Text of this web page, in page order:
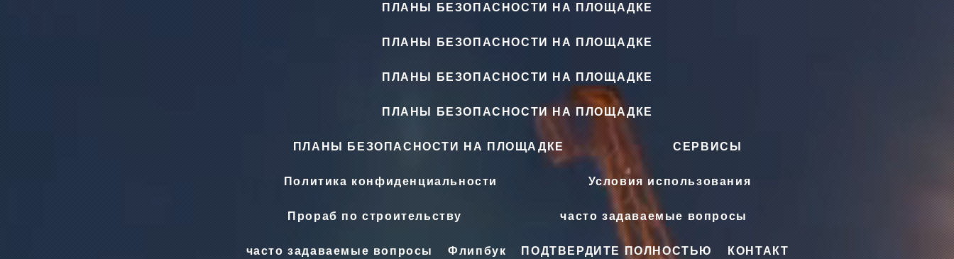
ПЛАНЫ БЕЗОПАСНОСТИ НА ПЛОЩАДКЕ
ПЛАНЫ БЕЗОПАСНОСТИ НА ПЛОЩАДКЕ
ПЛАНЫ БЕЗОПАСНОСТИ НА ПЛОЩАДКЕ
ПЛАНЫ БЕЗОПАСНОСТИ НА ПЛОЩАДКЕ
ПЛАНЫ БЕЗОПАСНОСТИ НА ПЛОЩАДКЕ СЕРВИСЫ
Политика конфиденциальности Условия использования
Прораб по строительству часто задаваемые вопросы
часто задаваемые вопросы Флипбук ПОДТВЕРДИТЕ ПОЛНОСТЬЮ КОНТАКТ